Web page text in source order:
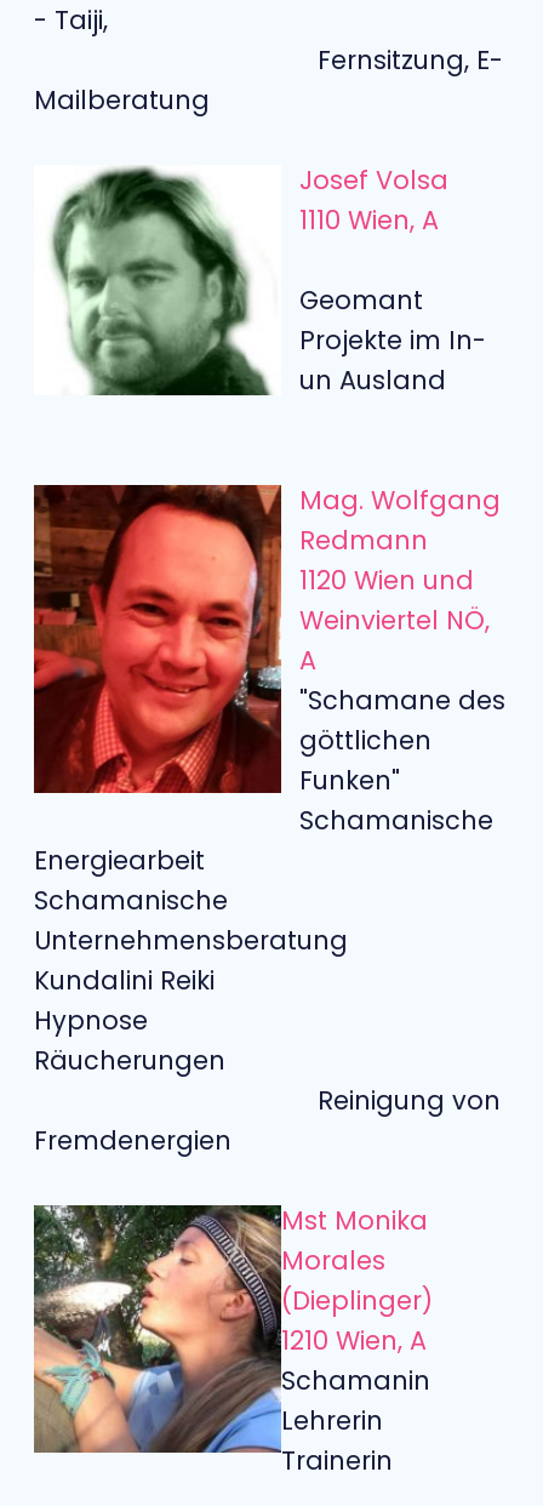
- Taiji,
Fernsitzung, E-
Mailberatung
Josef Volsa
1110 Wien, A
Geomant
Projekte im In-
un Ausland
Mag. Wolfgang
Redmann
1120 Wien und
Weinviertel NÖ,
A
"Schamane des
göttlichen
Funken"
Schamanische
Energiearbeit
Schamanische
Unternehmensberatung
Kundalini Reiki
Hypnose
Räucherungen
Reinigung von
Fremdenergien
Mst Monika
Morales
(Dieplinger)
1210 Wien, A
Schamanin
Lehrerin
Trainerin